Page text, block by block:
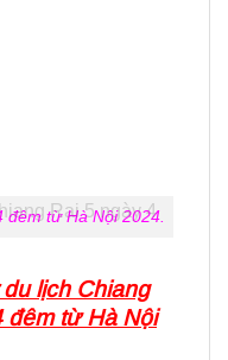
từ Hà Nội 2024.
lịch Chiang
đêm từ Hà Nội